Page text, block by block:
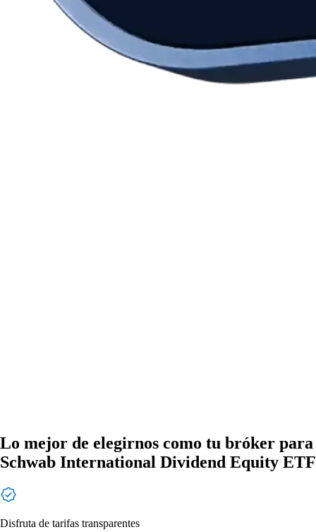
Lo mejor de elegirnos como tu bróker para
Schwab International Dividend Equity ETF
Disfruta de tarifas transparentes